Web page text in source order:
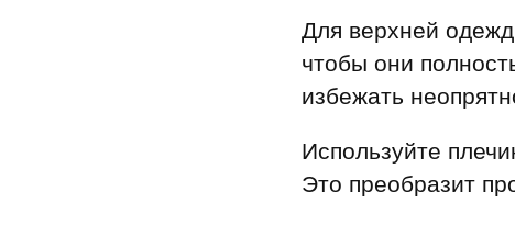
Для верхней
чтобы они
избежать
Используйте
Это преобразит